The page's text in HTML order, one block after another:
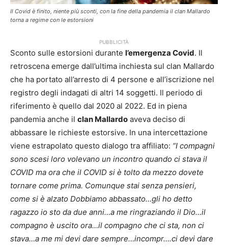
Il Covid è finito, niente più sconti, con la fine della pandemia il clan Mallardo
torna a regime con le estorsioni
PUBBLICITÀ
Sconto sulle estorsioni durante l’emergenza Covid. Il
retroscena emerge dall’ultima inchiesta sul clan Mallardo
che ha portato all’arresto di 4 persone e all’iscrizione nel
registro degli indagati di altri 14 soggetti. Il periodo di
riferimento è quello dal 2020 al 2022. Ed in piena
pandemia anche il clan Mallardo aveva deciso di
abbassare le richieste estorsive. In una intercettazione
viene estrapolato questo dialogo tra affiliato: “I compagni
sono scesi loro volevano un incontro quando ci stava il
COVID ma ora che il COVID si è tolto da mezzo dovete
tornare come prima. Comunque stai senza pensieri,
come si è alzato Dobbiamo abbassato…gli ho detto
ragazzo io sto da due anni…a me ringraziando il Dio…il
compagno è uscito ora…il compagno che ci sta, non ci
stava…a me mi devi dare sempre…incompr….ci devi dare